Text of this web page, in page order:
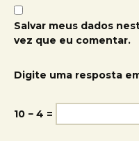
Salvar meus dados
vez que eu comentar.
Digite uma resposta
10 − 4 =